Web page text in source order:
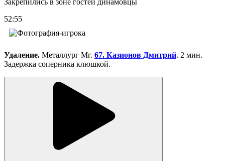
52:55
Удаление. Металлург Мг. 67. Казионов Дмитрий. 2 мин.
Задержка соперника клюшкой.